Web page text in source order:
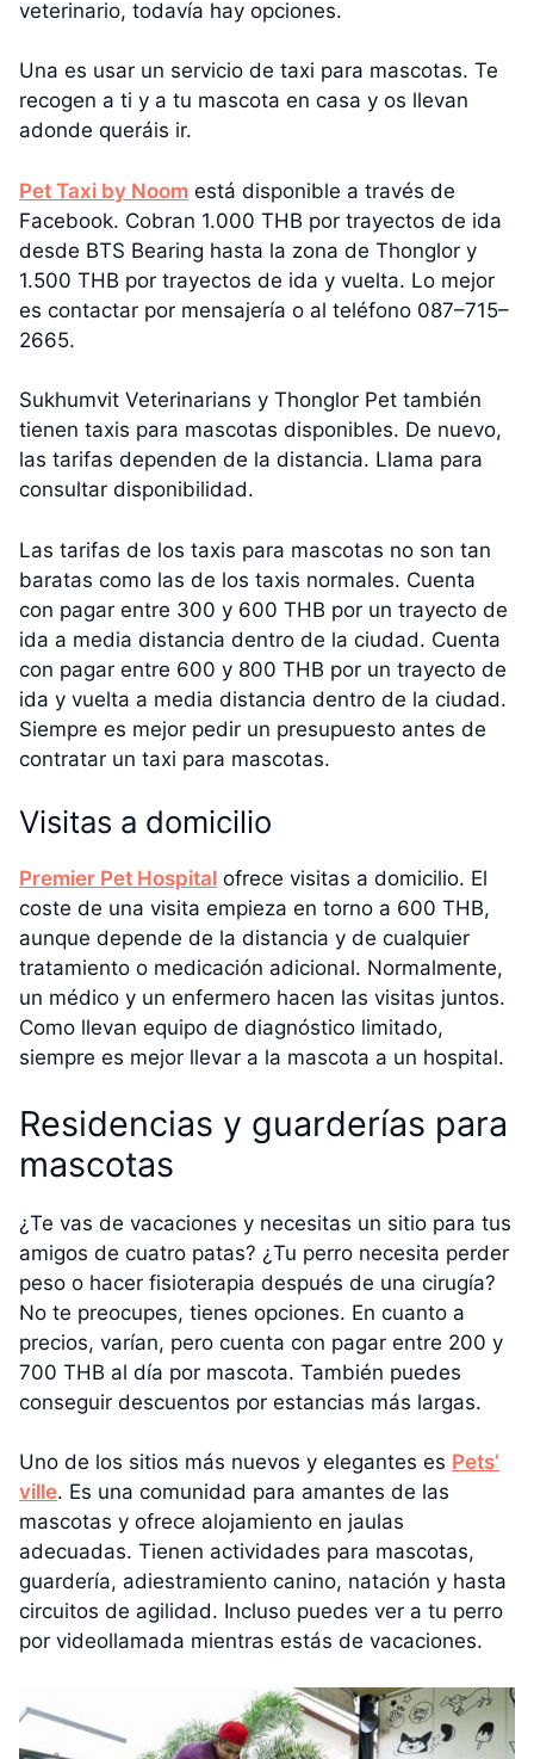
veterinario, todavía hay opciones.
Una es usar un servicio de taxi para mascotas. Te
recogen a ti y a tu mascota en casa y os llevan
adonde queráis ir.
Pet Taxi by Noom está disponible a través de
Facebook. Cobran 1.000 THB por trayectos de ida
desde BTS Bearing hasta la zona de Thonglor y
1.500 THB por trayectos de ida y vuelta. Lo mejor
es contactar por mensajería o al teléfono 087–715–
2665.
Sukhumvit Veterinarians y Thonglor Pet también
tienen taxis para mascotas disponibles. De nuevo,
las tarifas dependen de la distancia. Llama para
consultar disponibilidad.
Las tarifas de los taxis para mascotas no son tan
baratas como las de los taxis normales. Cuenta
con pagar entre 300 y 600 THB por un trayecto de
ida a media distancia dentro de la ciudad. Cuenta
con pagar entre 600 y 800 THB por un trayecto de
ida y vuelta a media distancia dentro de la ciudad.
Siempre es mejor pedir un presupuesto antes de
contratar un taxi para mascotas.
Visitas a domicilio
Premier Pet Hospital ofrece visitas a domicilio. El
coste de una visita empieza en torno a 600 THB,
aunque depende de la distancia y de cualquier
tratamiento o medicación adicional. Normalmente,
un médico y un enfermero hacen las visitas juntos.
Como llevan equipo de diagnóstico limitado,
siempre es mejor llevar a la mascota a un hospital.
Residencias y guarderías para
mascotas
¿Te vas de vacaciones y necesitas un sitio para tus
amigos de cuatro patas? ¿Tu perro necesita perder
peso o hacer fisioterapia después de una cirugía?
No te preocupes, tienes opciones. En cuanto a
precios, varían, pero cuenta con pagar entre 200 y
700 THB al día por mascota. También puedes
conseguir descuentos por estancias más largas.
Uno de los sitios más nuevos y elegantes es Pets’
ville. Es una comunidad para amantes de las
mascotas y ofrece alojamiento en jaulas
adecuadas. Tienen actividades para mascotas,
guardería, adiestramiento canino, natación y hasta
circuitos de agilidad. Incluso puedes ver a tu perro
por videollamada mientras estás de vacaciones.